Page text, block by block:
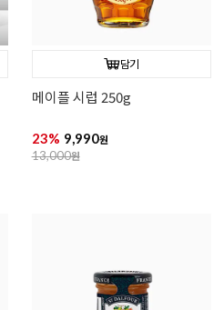
담기
메이플 시럽 250g
23% 9,990원
13,000원